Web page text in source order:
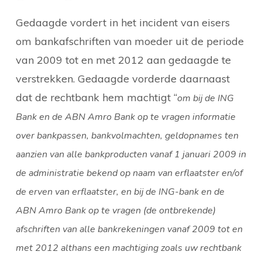
Gedaagde vordert in het incident van eisers
om bankafschriften van moeder uit de periode
van 2009 tot en met 2012 aan gedaagde te
verstrekken. Gedaagde vorderde daarnaast
dat de rechtbank hem machtigt “om bij de ING
Bank en de ABN Amro Bank op te vragen informatie
over bankpassen, bankvolmachten, geldopnames ten
aanzien van alle bankproducten vanaf 1 januari 2009 in
de administratie bekend op naam van erflaatster en/of
de erven van erflaatster, en bij de ING-bank en de
ABN Amro Bank op te vragen (de ontbrekende)
afschriften van alle bankrekeningen vanaf 2009 tot en
met 2012 althans een machtiging zoals uw rechtbank